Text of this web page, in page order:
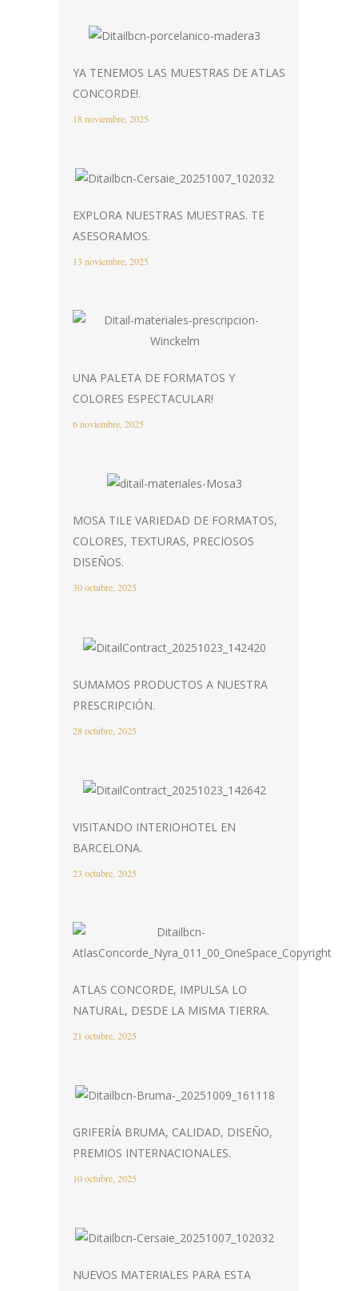
YA TENEMOS LAS MUESTRAS DE ATLAS
CONCORDE!.
18 noviembre, 2025
EXPLORA NUESTRAS MUESTRAS. TE
ASESORAMOS.
13 noviembre, 2025
UNA PALETA DE FORMATOS Y
COLORES ESPECTACULAR!
6 noviembre, 2025
MOSA TILE VARIEDAD DE FORMATOS,
COLORES, TEXTURAS, PRECIOSOS
DISEÑOS.
30 octubre, 2025
SUMAMOS PRODUCTOS A NUESTRA
PRESCRIPCIÓN.
28 octubre, 2025
VISITANDO INTERIOHOTEL EN
BARCELONA.
23 octubre, 2025
ATLAS CONCORDE, IMPULSA LO
NATURAL, DESDE LA MISMA TIERRA.
21 octubre, 2025
GRIFERÍA BRUMA, CALIDAD, DISEÑO,
PREMIOS INTERNACIONALES.
10 octubre, 2025
NUEVOS MATERIALES PARA ESTA